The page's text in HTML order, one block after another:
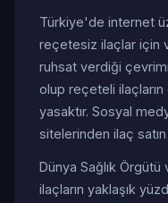
Türkiye'de internet
reçetesiz ilaçlar için
ruhsat verdiği
olup reçeteli ilaçların
yasaktır. Sosyal
sitelerinden ilaç
Dünya Sağlık
ilaçların yaklaşık